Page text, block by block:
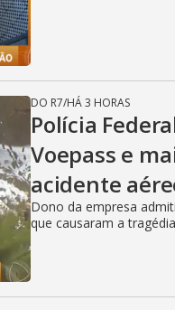
DO R7/HÁ 3 HORAS
Polícia
Voepass e
acidente
Dono da empresa
que causaram a tragédia